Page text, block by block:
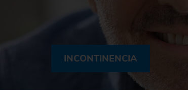
INCONTINENCIA